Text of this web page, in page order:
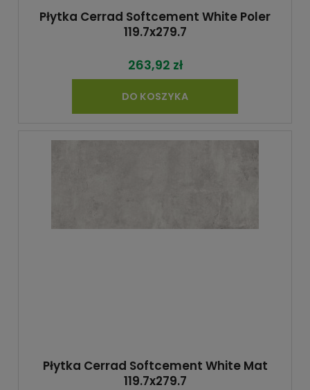
Płytka Cerrad Softcement White Poler
119.7x279.7
263,92 zł
DO KOSZYKA
Płytka Cerrad Softcement White Mat
119.7x279.7